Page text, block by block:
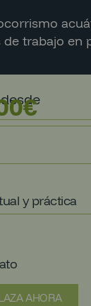
trabajo en
€
y práctica
AHORA